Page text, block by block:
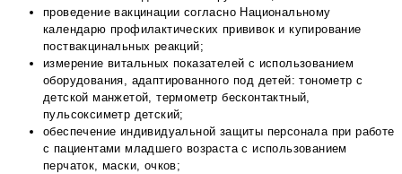
проведение вакцинации согласно Национальному
календарю профилактических прививок и купирование
поствакцинальных реакций;
измерение витальных показателей с использованием
оборудования, адаптированного под детей: тонометр с
детской манжетой, термометр бесконтактный,
пульсоксиметр детский;
обеспечение индивидуальной защиты персонала при работе
с пациентами младшего возраста с использованием
перчаток, маски, очков;